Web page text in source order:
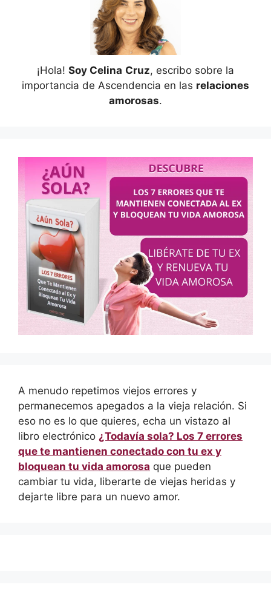
¡Hola! Soy Celina Cruz, escribo sobre la
importancia de Ascendencia en las relaciones
amorosas.
A menudo repetimos viejos errores y
permanecemos apegados a la vieja relación. Si
eso no es lo que quieres, echa un vistazo al
libro electrónico ¿Todavía sola? Los 7 errores
que te mantienen conectado con tu ex y
bloquean tu vida amorosa que pueden
cambiar tu vida, liberarte de viejas heridas y
dejarte libre para un nuevo amor.